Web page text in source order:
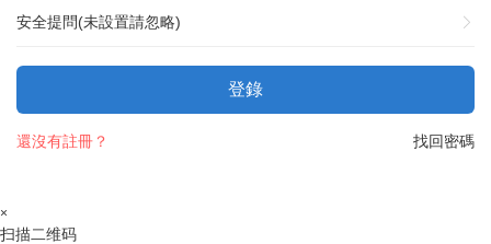
安全提問(未設置請忽略)
登錄
找回密碼
還沒有註冊？
×
扫描二维码